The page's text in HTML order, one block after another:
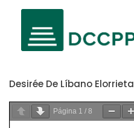
Desirée De Líbano Elorrieta
Página 1 / 8